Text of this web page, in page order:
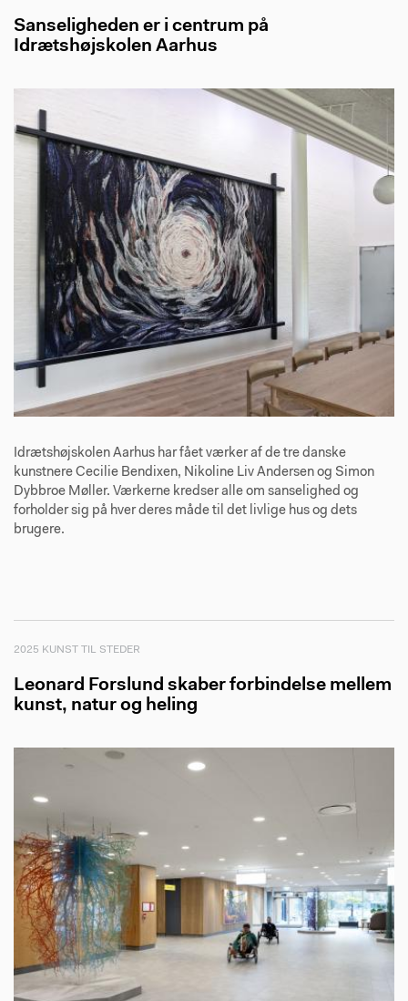
Sanseligheden er i centrum på
Idrætshøjskolen Aarhus
Idrætshøjskolen Aarhus har fået værker af de tre danske
kunstnere Cecilie Bendixen, Nikoline Liv Andersen og Simon
Dybbroe Møller. Værkerne kredser alle om sanselighed og
forholder sig på hver deres måde til det livlige hus og dets
brugere.
2025 KUNST TIL STEDER
Leonard Forslund skaber forbindelse mellem
kunst, natur og heling